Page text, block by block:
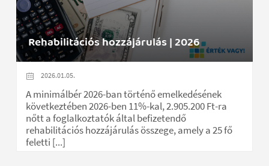
Rehabilitációs hozzájárulás | 2026
2026.01.05.
A minimálbér 2026-ban történő emelkedésének
következtében 2026-ben 11%-kal, 2.905.200 Ft-ra
nőtt a foglalkoztatók által befizetendő
rehabilitációs hozzájárulás összege, amely a 25 fő
feletti [...]